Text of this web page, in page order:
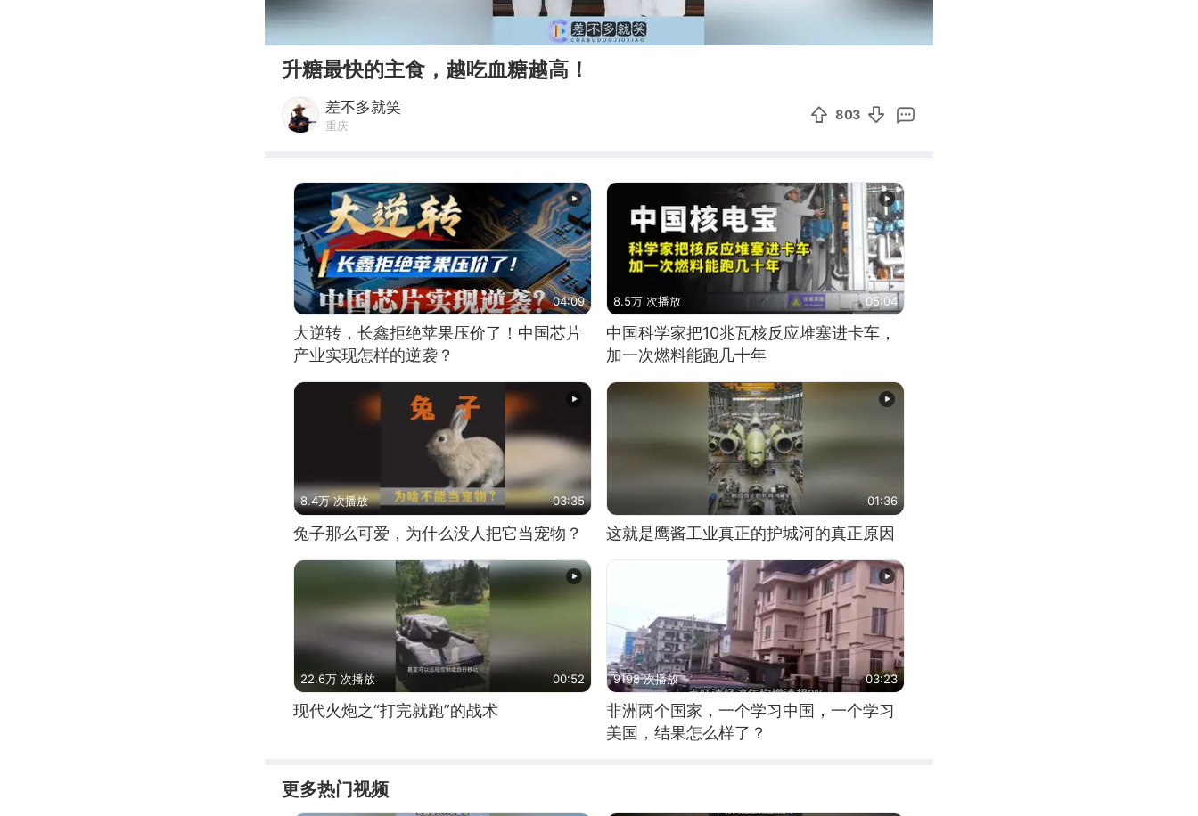
00:00
升糖最快的主食，越吃血糖越高！
差不多就笑
重庆
803
04:09
大逆转，长鑫拒绝苹果压价了！中国芯片
产业实现怎样的逆袭？
8.5万 次播放 05:04
中国科学家把10兆瓦核反应堆塞进卡车，
加一次燃料能跑几十年
8.4万 次播放 03:35
兔子那么可爱，为什么没人把它当宠物？
01:36
这就是鹰酱工业真正的护城河的真正原因
22.6万 次播放 00:52
现代火炮之“打完就跑”的战术
9198 次播放 03:23
非洲两个国家，一个学习中国，一个学习
美国，结果怎么样了？
更多热门视频